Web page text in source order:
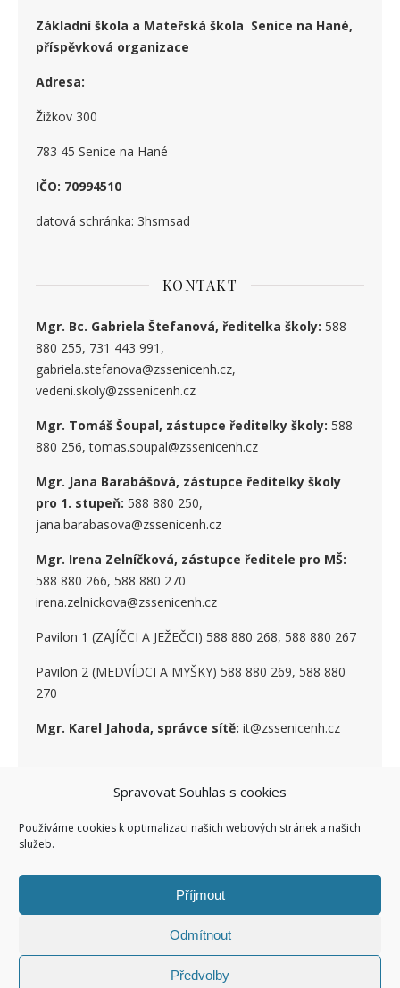
Spravovat Souhlas s cookies
Používáme cookies k optimalizaci našich webových stránek a našich
služeb.
Příjmout
Odmítnout
Předvolby
Základní škola a Mateřská škola Senice na Hané,
příspěvková organizace
Adresa:
Žižkov 300
783 45 Senice na Hané
IČO: 70994510
datová schránka: 3hsmsad
KONTAKT
Mgr. Bc. Gabriela Štefanová, ředitelka školy: 588
880 255, 731 443 991,
gabriela.stefanova@zssenicenh.cz,
vedeni.skoly@zssenicenh.cz
Mgr. Tomáš Šoupal, zástupce ředitelky školy: 588
880 256, tomas.soupal@zssenicenh.cz
Mgr. Jana Barabášová, zástupce ředitelky školy
pro 1. stupeň: 588 880 250,
jana.barabasova@zssenicenh.cz
Mgr. Irena Zelníčková, zástupce ředitele pro MŠ:
588 880 266, 588 880 270
irena.zelnickova@zssenicenh.cz
Pavilon 1 (ZAJÍČCI A JEŽEČCI) 588 880 268, 588 880 267
Pavilon 2 (MEDVÍDCI A MYŠKY) 588 880 269, 588 880
270
Mgr. Karel Jahoda, správce sítě: it@zssenicenh.cz
SOCIÁLNÍ SÍTĚ